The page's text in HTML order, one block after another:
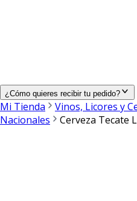
¿Cómo quieres recibir tu pedido?
Mi Tienda Vinos, Licores y
Nacionales
Cerveza Tecate